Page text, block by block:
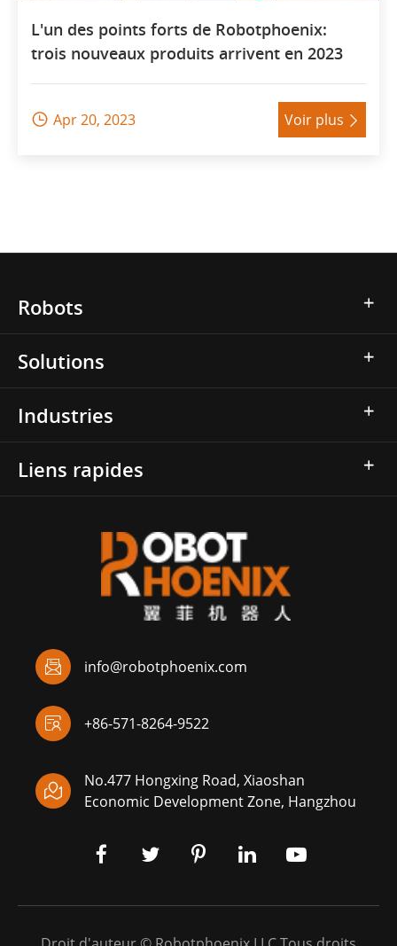
L'un des points forts de Robotphoenix:
trois nouveaux produits arrivent en 2023
 Apr 20, 2023 Voir plus 
Robots
Solutions
Industries
Liens rapides
info@robotphoenix.com

+86-571-8264-9522


No.477 Hongxing Road, Xiaoshan
Economic Development Zone, Hangzhou